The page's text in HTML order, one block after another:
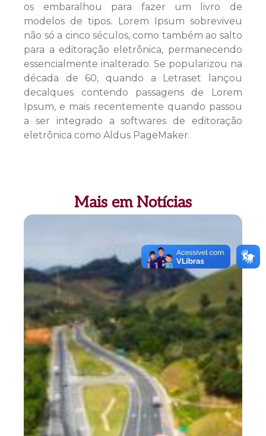
os embaralhou para fazer um livro de
modelos de tipos. Lorem Ipsum sobreviveu
não só a cinco séculos, como também ao salto
para a editoração eletrônica, permanecendo
essencialmente inalterado. Se popularizou na
década de 60, quando a Letraset lançou
decalques contendo passagens de Lorem
Ipsum, e mais recentemente quando passou
a ser integrado a softwares de editoração
eletrônica como Aldus PageMaker.
Mais em Notícias